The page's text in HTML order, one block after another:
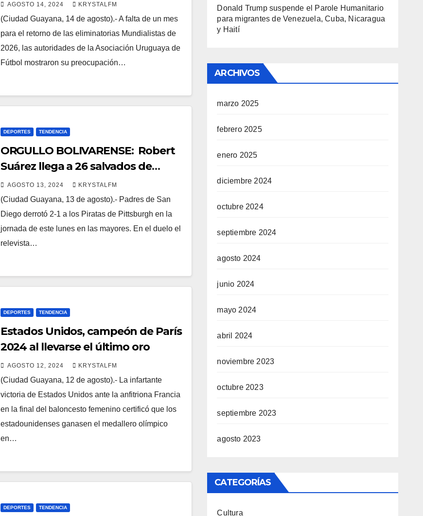
selección en Venezuela
AGOSTO 14, 2024 KRYSTALFM
(Ciudad Guayana, 14 de agosto).- A falta de un mes
para el retorno de las eliminatorias Mundialistas de
2026, las autoridades de la Asociación Uruguaya de
Fútbol mostraron su preocupación…
DEPORTES TENDENCIA
ORGULLO BOLIVARENSE: Robert
Suárez llega a 26 salvados de
temporada
AGOSTO 13, 2024 KRYSTALFM
(Ciudad Guayana, 13 de agosto).- Padres de San
Diego derrotó 2-1 a los Piratas de Pittsburgh en la
jornada de este lunes en las mayores. En el duelo el
relevista…
DEPORTES TENDENCIA
Estados Unidos, campeón de París
2024 al llevarse el último oro
AGOSTO 12, 2024 KRYSTALFM
(Ciudad Guayana, 12 de agosto).- La infartante
victoria de Estados Unidos ante la anfitriona Francia
en la final del baloncesto femenino certificó que los
estadounidenses ganasen el medallero olímpico
en…
DEPORTES TENDENCIA
Donald Trump suspende el Parole Humanitario
para migrantes de Venezuela, Cuba, Nicaragua
y Haití
ARCHIVOS
marzo 2025
febrero 2025
enero 2025
diciembre 2024
octubre 2024
septiembre 2024
agosto 2024
junio 2024
mayo 2024
abril 2024
noviembre 2023
octubre 2023
septiembre 2023
agosto 2023
CATEGORÍAS
Cultura